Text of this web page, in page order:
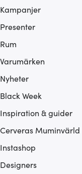
Kampanjer
Presenter
Rum
Varumärken
Nyheter
Black Week
Inspiration & guider
Cerveras Muminvärld
Instashop
Designers